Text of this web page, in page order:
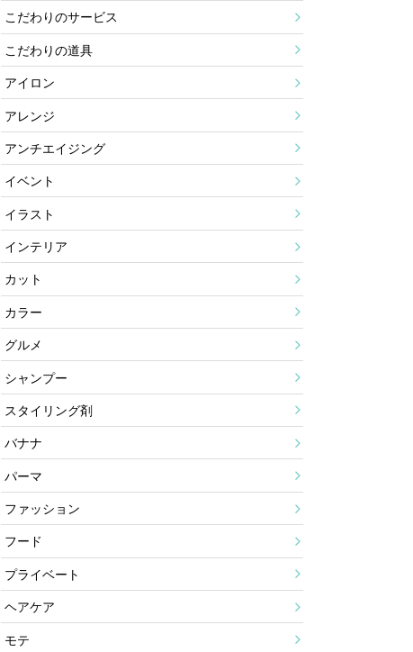
こだわりのサービス
こだわりの道具
アイロン
アレンジ
アンチエイジング
イベント
イラスト
インテリア
カット
カラー
グルメ
シャンプー
スタイリング剤
バナナ
パーマ
ファッション
フード
プライベート
ヘアケア
モテ